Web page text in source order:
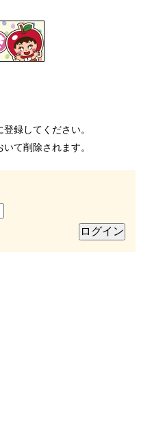
録してください。
て削除されます。